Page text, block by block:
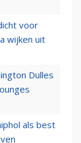
voor
wijken uit
Dulles
als best